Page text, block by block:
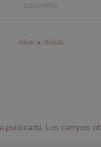
cuaderno
Volver al Módulo
publicada. Los campos